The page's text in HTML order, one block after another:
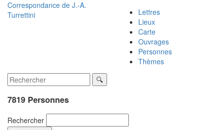
Correspondance de J.-A.
Turrettini
Lettres
Lieux
Carte
Ouvrages
Personnes
Thèmes
7819 Personnes
Rechercher